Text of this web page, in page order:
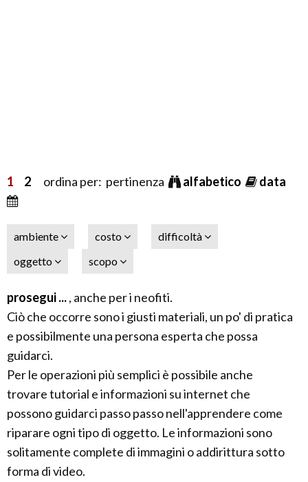
1 2 ordina per: pertinenza alfabetico data
ambiente costo
difficoltà
oggetto
scopo
prosegui ..., anche per i neofiti.
Ciò che occorre sono i giusti materiali, un po' di pratica
e possibilmente una persona esperta che possa
guidarci.
Per le operazioni più semplici è possibile anche
trovare tutorial e informazioni su internet che
possono guidarci passo passo nell'apprendere come
riparare ogni tipo di oggetto. Le informazioni sono
solitamente complete di immagini o addirittura sotto
forma di video.